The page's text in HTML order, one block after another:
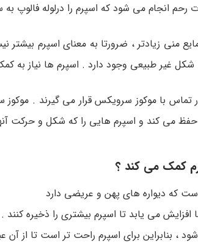
انجام می شود که اسپرم را درلوله فالوپ
منی زیادتر ، ضرورتا به معنای اسپرم
شکل غیر طبیعی وجود دارد . اسپرم ها نیاز به
حفظ می کند و اسپرم هایی را که شکل و حرکت
کمک می کند ؟
که دیواره های پهن و عریضی دارد
می یابد تا اسپرم بیشتری را ذخیره کنند .
بنابراین برای اسپرم راحت تر است تا از آن